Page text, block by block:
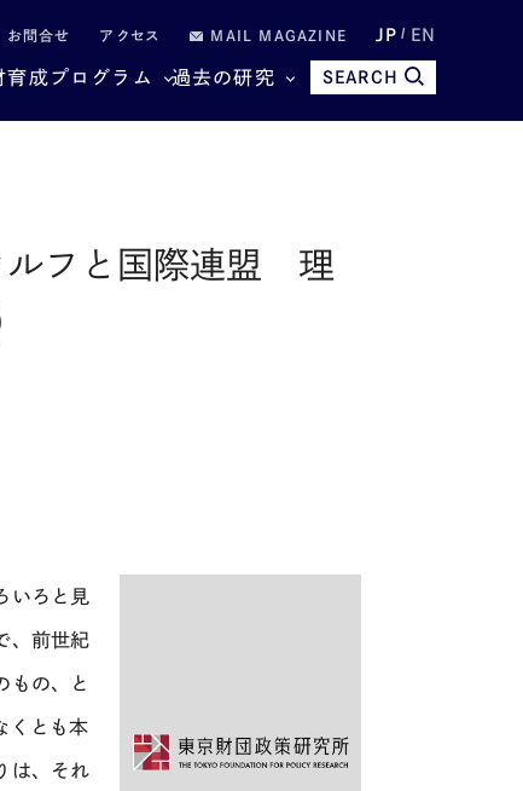
お問合せ アクセス MAIL MAGAZINE JP EN
育成プログラム 過去の研究 SEARCH
ルフと国際連盟 理
いろと見
、前世紀
もの、と
くとも本
は、それ